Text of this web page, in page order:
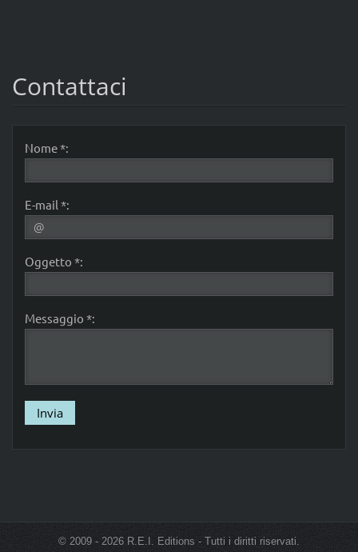
Contattaci
Nome *:
E-mail *:
Oggetto *:
Messaggio *:
© 2009 - 2026 R.E.I. Editions - Tutti i diritti riservati.